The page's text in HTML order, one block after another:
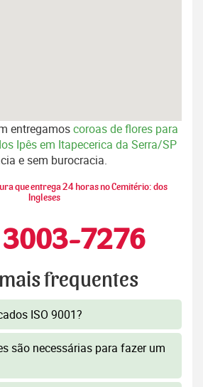
entregamoscoroas de flores para
Ipês em Itapecerica da Serra/SP
e sem burocracia.
que entrega 24 horas no Cemitério: dos
Ingleses
7276
frequentes
ISO 9001?
são necessárias para fazer um